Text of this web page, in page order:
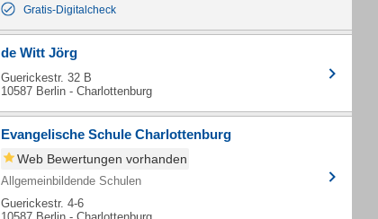
Gratis-Digitalcheck
de Witt Jörg
Guerickestr. 32 B
10587 Berlin - Charlottenburg
Evangelische Schule Charlottenburg
Web Bewertungen vorhanden
Allgemeinbildende Schulen
Guerickestr. 4-6